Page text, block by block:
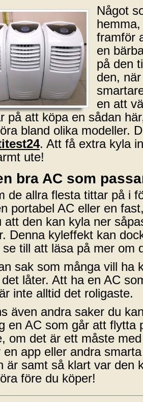
Något
framför
en
på den
den,
en att
på att köpa en sådan
bland olika modeller.
. Att få extra kyla
ute!
bra AC som
de allra flesta tittar på i
portabel AC eller en
att den kan kyla ner
Denna kyleffekt kan
till att läsa på mer om
sak som många vill ha
låter. Att ha en AC
inte alltid det roligaste.
även andra saker du
en AC som går att flytta
om det är ett måste
en app eller andra
är samt så klart var den
före du köper!